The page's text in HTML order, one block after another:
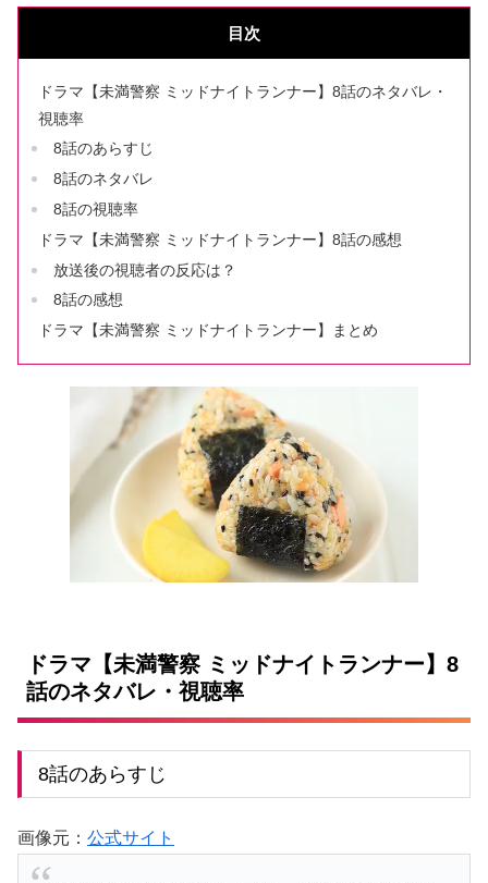
目次
ドラマ【未満警察 ミッドナイトランナー】8話のネタバレ・
視聴率
8話のあらすじ
8話のネタバレ
8話の視聴率
ドラマ【未満警察 ミッドナイトランナー】8話の感想
放送後の視聴者の反応は？
8話の感想
ドラマ【未満警察 ミッドナイトランナー】まとめ
ドラマ【未満警察 ミッドナイトランナー】8
話のネタバレ・視聴率
8話のあらすじ
画像元： 公式サイト